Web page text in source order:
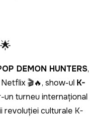
DEMON HUNTERS,
🎬🔥, show-ul K-
un turneu internațional
revoluției culturale K-